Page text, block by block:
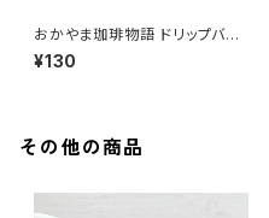
おかやま珈琲物語 ドリップバッ
グ珈琲【カフェインレス】
¥130
その他の商品